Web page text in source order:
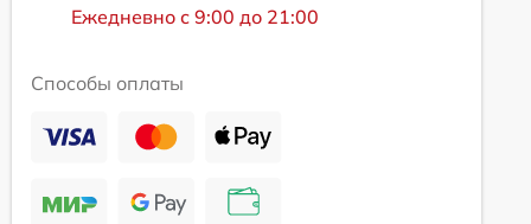
Ежедневно с 9:00 до 21:00
Способы оплаты